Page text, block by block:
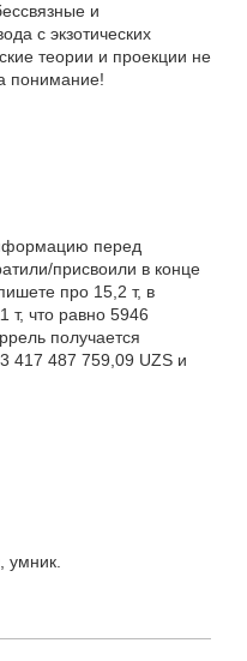
и
с экзотических
теории и проекции не
понимание!
перед
присвоили в конце
про 15,2 т, в
что равно 5946
получается
417 487 759,09 UZS и
умник.